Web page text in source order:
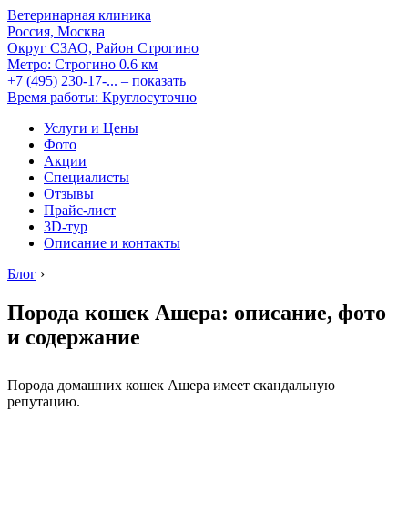
Ветеринарная клиника
Россия, Москва
Округ СЗАО, Район Строгино
Метро: Строгино 0.6 км
+7 (495) 230-17-... – показать
Время работы: Круглосуточно
Услуги и Цены
Фото
Акции
Специалисты
Отзывы
Прайс-лист
3D-тур
Описание и контакты
Блог ›
Порода кошек Ашера: описание, фото
и содержание
Порода домашних кошек Ашера имеет скандальную
репутацию.